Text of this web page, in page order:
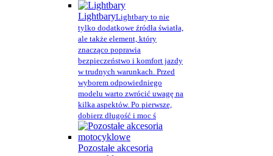
LightbaryLightbary to nie
tylko dodatkowe źródła światła,
ale także element, który
znacząco poprawia
bezpieczeństwo i komfort jazdy
w trudnych warunkach. Przed
wyborem odpowiedniego
modelu warto zwrócić uwagę na
kilka aspektów. Po pierwsze,
dobierz długość i moc ś
Pozostałe akcesoria